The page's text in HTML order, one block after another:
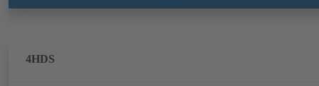
4HDS